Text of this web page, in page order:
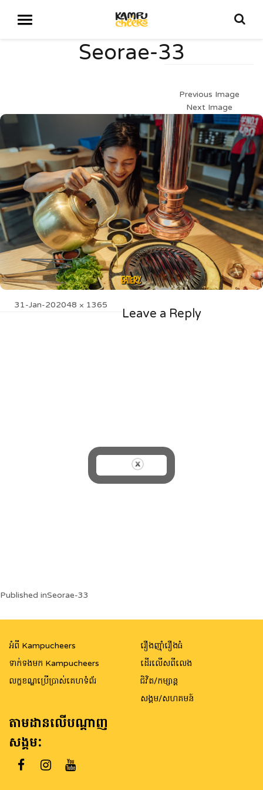
Seorae-33
Previous Image
Next Image
Posted
31-Jan-20Full
2048 × 1365
Leave a Reply
Post
navigation
Published inSeorae-33
អំពី Kampucheers
ទាក់ទងមក Kampucheers
លក្ខខណ្ឌប្រើប្រាស់គេហទំព័រ
រឿងញ៉ាំរឿងធំ
ដើរលើសពីលេង
ជិវិត/កម្សាន្ត
សង្គម/សហគមន៍
តាមដានលើបណ្តាញ
សង្គម: